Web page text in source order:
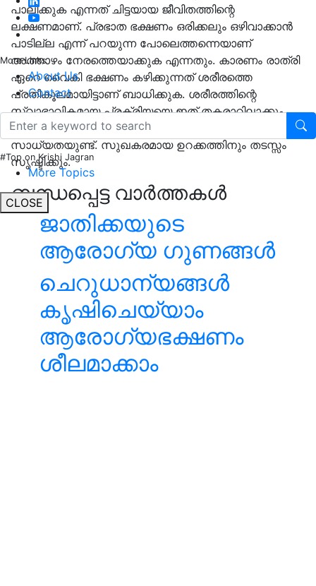
More Links
About Us
Contact
#Top on Krishi Jagran
More Topics
CLOSE
പാലിക്കുക എന്നത് ചിട്ടയായ ജീവിതത്തിന്റെ
ലക്ഷണമാണ്. പ്രഭാത ഭക്ഷണം ഒരിക്കലും ഒഴിവാക്കാന്‍
പാടില്ല എന്ന് പറയുന്ന പോലെത്തന്നെയാണ്
അത്താഴം നേരത്തെയാക്കുക എന്നതും. കാരണം രാത്രി
ഏറെ വൈകി ഭക്ഷണം കഴിക്കുന്നത് ശരീരത്തെ
പ്രതികൂലമായിട്ടാണ് ബാധിക്കുക. ശരീരത്തിന്റെ
സ്വാഭാവികമായ പ്രക്രിയയെ ഇത് തകരാറിലാക്കും.
ശരീരത്തിലെ hormone കളെ വരെ ഇത് ബാധിക്കാന്‍
സാധ്യതയുണ്ട്. സുഖകരമായ ഉറക്കത്തിനും തടസ്സം
സൃഷ്ടിക്കും.
ബന്ധപ്പെട്ട വാർത്തകൾ
ജാതിക്കയുടെ
ആരോഗ്യ ഗുണങ്ങൾ
ചെറുധാന്യങ്ങള്‍
കൃഷിചെയ്യാം
ആരോഗ്യഭക്ഷണം
ശീലമാക്കാം